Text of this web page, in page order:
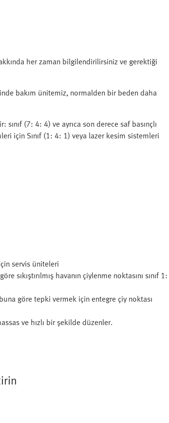
her zaman bilgilendirilirsiniz ve gerektiği
bakım ünitemiz, normalden bir beden daha
(7: 4: 4) ve ayrıca son derece saf basınçlı
için Sınıf (1: 4: 1) veya lazer kesim sistemleri
servis üniteleri
havanın çiylenme noktasını sınıf 1:
göre tepki vermek için entegre çiy noktası
ve hızlı bir şekilde düzenler.